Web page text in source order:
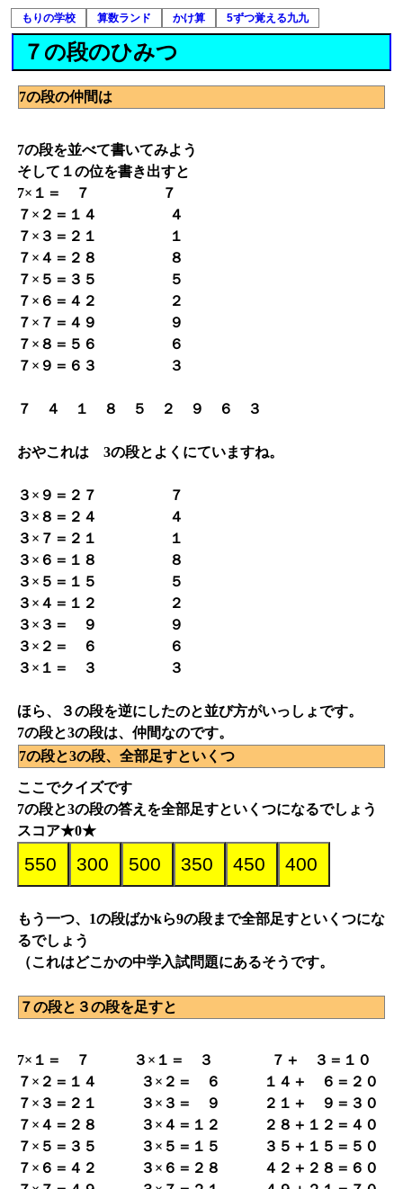
もりの学校 算数ランド かけ算 5ずつ覚える九九
７の段のひみつ
7の段の仲間は
7の段を並べて書いてみよう
そして１の位を書き出すと
7×１＝ ７ ７
７×２＝１４ ４
７×３＝２１ １
７×４＝２８ ８
７×５＝３５ ５
７×６＝４２ ２
７×７＝４９ ９
７×８＝５６ ６
７×９＝６３ ３
７ ４ １ ８ ５ ２ ９ ６ ３
おやこれは 3の段とよくにていますね。
３×９＝２７ ７
３×８＝２４ ４
３×７＝２１ １
３×６＝１８ ８
３×５＝１５ ５
３×４＝１２ ２
３×３＝ ９ ９
３×２＝ ６ ６
３×１＝ ３ ３
ほら、３の段を逆にしたのと並び方がいっしょです。
7の段と3の段は、仲間なのです。
7の段と3の段、全部足すといくつ
ここでクイズです
7の段と3の段の答えを全部足すといくつになるでしょう
スコア★0★
もう一つ、1の段ばかkら9の段まで全部足すといくつにな
るでしょう
（これはどこかの中学入試問題にあるそうです。
７の段と３の段を足すと
7×１＝ ７ ３×１＝ ３ ７＋ ３＝１０
７×２＝１４ ３×２＝ ６ １４＋ ６＝２０
７×３＝２１ ３×３＝ ９ ２１＋ ９＝３０
７×４＝２８ ３×４＝１２ ２８＋１２＝４０
７×５＝３５ ３×５＝１５ ３５＋１５＝５０
７×６＝４２ ３×６＝２８ ４２＋２８＝６０